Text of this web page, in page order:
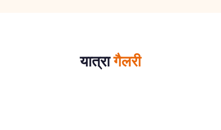
यात्रागैलरी